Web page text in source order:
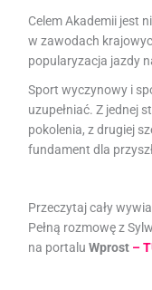
Celem Akademii jest
w zawodach
popularyzacja jazdy
Sport wyczynowy i
uzupełniać. Z jednej
pokolenia, z drugiej
fundament dla
Przeczytaj cały
Pełną rozmowę z
na portaluWprost –